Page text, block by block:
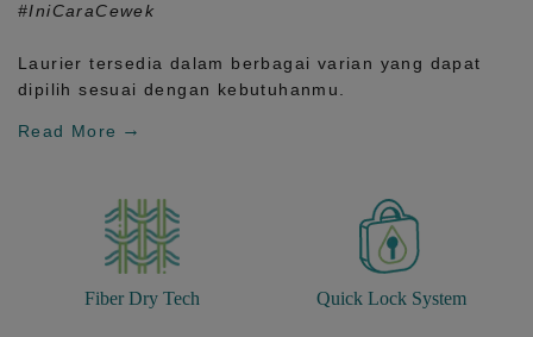
#IniCaraCewek
Laurier tersedia dalam berbagai varian yang dapat
dipilih sesuai dengan kebutuhanmu.
Read More
Fiber Dry Tech Quick Lock System